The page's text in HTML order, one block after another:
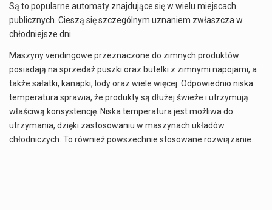
Są to popularne automaty znajdujące się w wielu miejscach
publicznych. Cieszą się szczególnym uznaniem zwłaszcza w
chłodniejsze dni.
Maszyny vendingowe przeznaczone do zimnych produktów
posiadają na sprzedaż puszki oraz butelki z zimnymi napojami, a
także sałatki, kanapki, lody oraz wiele więcej. Odpowiednio niska
temperatura sprawia, że produkty są dłużej świeże i utrzymują
właściwą konsystencję. Niska temperatura jest możliwa do
utrzymania, dzięki zastosowaniu w maszynach układów
chłodniczych. To również powszechnie stosowane rozwiązanie.